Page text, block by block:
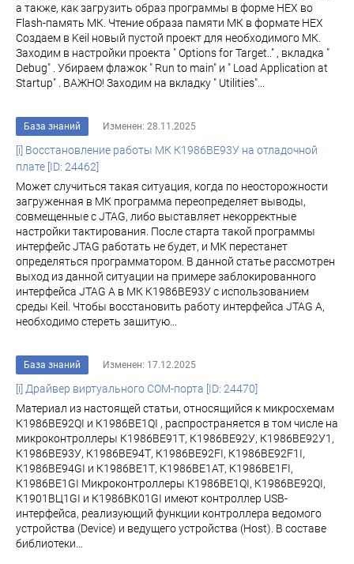
а также, как загрузить образ программы в форме HEX во
Flash-память МК. Чтение образа памяти МК в формате HEX
Создаем в Keil новый пустой проект для необходимого МК.
Заходим в настройки проекта " Options for Target.." , вкладка "
Debug" . Убираем флажок " Run to main" и " Load Application at
Startup" . ВАЖНО! Заходим на вкладку " Utilities"...
База знаний Изменен: 28.11.2025
[i] Восстановление работы МК К1986ВЕ93У на отладочной
плате [ID: 24462]
Может случиться такая ситуация, когда по неосторожности
загруженная в МК программа переопределяет выводы,
совмещенные с JTAG, либо выставляет некорректные
настройки тактирования. После старта такой программы
интерфейс JTAG работать не будет, и МК перестанет
определяться программатором. В данной статье рассмотрен
выход из данной ситуации на примере заблокированного
интерфейса JTAG A в МК К1986BE93У с использованием
среды Keil. Чтобы восстановить работу интерфейса JTAG A,
необходимо стереть зашитую...
База знаний Изменен: 17.12.2025
[i] Драйвер виртуального COM-порта [ID: 24470]
Материал из настоящей статьи, относящийся к микросхемам
К1986ВЕ92QI и К1986ВЕ1QI , распространяется в том числе на
микроконтроллеры К1986ВЕ91Т, К1986ВЕ92У, К1986ВЕ92У1,
К1986ВЕ93У, К1986ВЕ94Т, К1986ВЕ92FI, К1986ВЕ92F1I,
К1986ВЕ94GI и К1986ВЕ1Т, К1986ВЕ1АТ, К1986ВЕ1FI,
К1986ВЕ1GI Микроконтроллеры К1986ВЕ1QI, К1986ВЕ92QI,
К1901ВЦ1GI и К1986ВК01GI имеют контроллер USB-
интерфейса, реализующий функции контроллера ведомого
устройства (Device) и ведущего устройства (Host). В составе
библиотеки...